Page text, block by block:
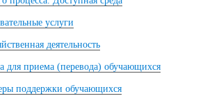
услуги
деятельность
для приема (перевода) обучающихся
поддержки обучающихся